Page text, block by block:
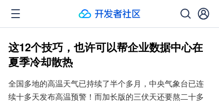
这12个技巧，也许可以帮企业数据中心在
夏季冷却散热
全国多地的高温天气已持续了半个多月，中央气象台已连
续十多天发布高温预警！而加长版的三伏天还要熬二十多